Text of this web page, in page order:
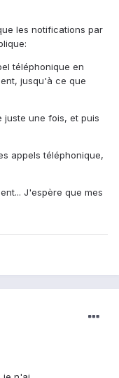
les notifications par
téléphonique en
jusqu'à ce que
juste une fois, et puis
appels téléphonique,
J'espère que mes